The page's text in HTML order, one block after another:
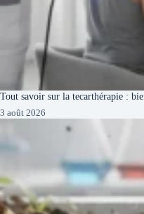
Tout savoir sur la tecarthérapie :
3 août 2026